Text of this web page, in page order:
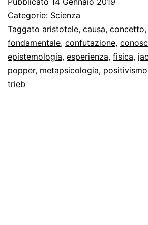
freudiana
Categorie: Scienza
Taggato aristotele, causa, concetto,
fondamentale, confutazione,
epistemologia, esperienza, fisica,
popper, metapsicologia, positivismo
trieb